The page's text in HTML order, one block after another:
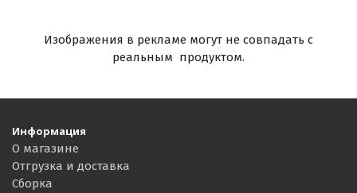
Изображения в рекламе могут не совпадать с
реальным продуктом.
Информация
О магазине
Отгрузка и доставка
Сборка